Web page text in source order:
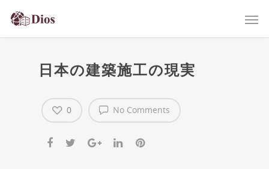
日本の建築施工の現実
No Comments
0